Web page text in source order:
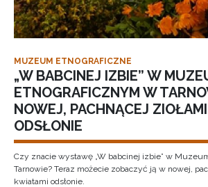
MUZEUM ETNOGRAFICZNE
„W BABCINEJ IZBIE” W
ETNOGRAFICZNYM W
NOWEJ, PACHNĄCEJ
ODSŁONIE
Czy znacie wystawę „W babcinej izbie” w
Tarnowie? Teraz możecie zobaczyć ją w nowej,
kwiatami odsłonie.